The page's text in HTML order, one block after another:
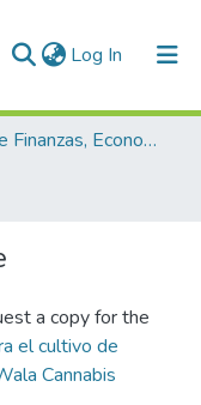
Log In (current)
Escuela de Finanzas, Economía y Gobierno
a copy for the
el cultivo de
Cannabis